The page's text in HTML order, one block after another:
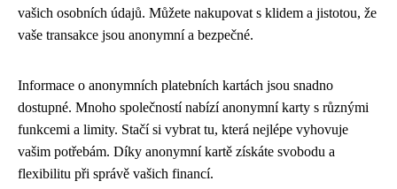
vašich osobních údajů. Můžete nakupovat s klidem a jistotou, že
vaše transakce jsou anonymní a bezpečné.
Informace o anonymních platebních kartách jsou snadno
dostupné. Mnoho společností nabízí anonymní karty s různými
funkcemi a limity. Stačí si vybrat tu, která nejlépe vyhovuje
vašim potřebám. Díky anonymní kartě získáte svobodu a
flexibilitu při správě vašich financí.